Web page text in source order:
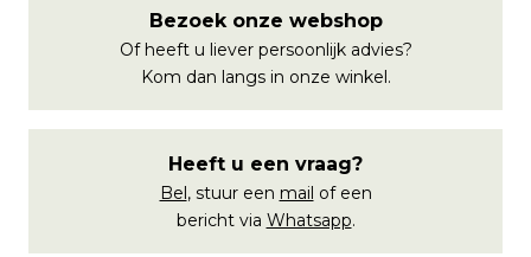
Bezoek onze webshop
Of heeft u liever persoonlijk advies?
Kom dan langs in onze winkel.
Heeft u een vraag?
Bel, stuur een mail of een
bericht via Whatsapp.